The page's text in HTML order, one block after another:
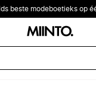
beste modeboetieks op